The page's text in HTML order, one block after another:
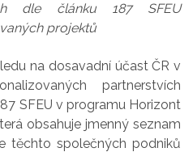
dle článku 187 SFEU
projektů
na dosavadní účast ČR v
partnerstvích
SFEU v programu Horizont
obsahuje jmenný seznam
těchto společných podniků